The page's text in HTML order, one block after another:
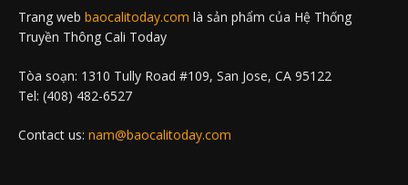
Trang web baocalitoday.com là sản phẩm của Hệ Thống
Truyền Thông Cali Today
Tòa soạn: 1310 Tully Road #109, San Jose, CA 95122
Tel: (408) 482-6527
Contact us: nam@baocalitoday.com